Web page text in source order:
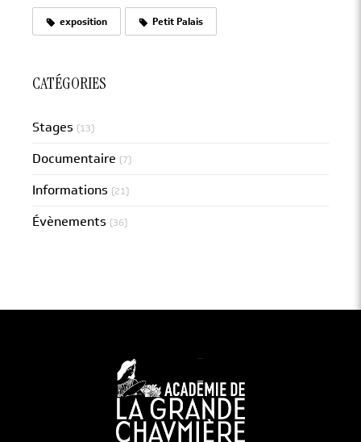
exposition Petit Palais
CATÉGORIES
Stages (13)
Documentaire (7)
Informations (21)
Évènements (36)